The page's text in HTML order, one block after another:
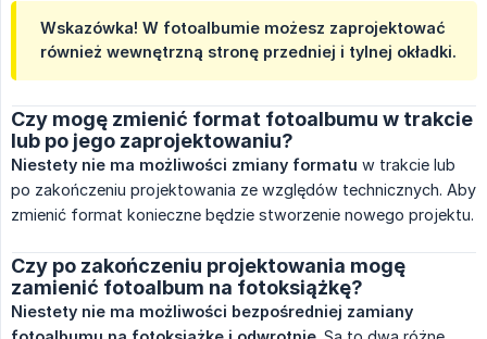
Wskazówka! W fotoalbumie możesz zaprojektować
również wewnętrzną stronę przedniej i tylnej okładki.
Czy mogę zmienić format fotoalbumu w trakcie
lub po jego zaprojektowaniu?
Niestety nie ma możliwości zmiany formatu w trakcie lub
po zakończeniu projektowania ze względów technicznych. Aby
zmienić format konieczne będzie stworzenie nowego projektu.
Czy po zakończeniu projektowania mogę
zamienić fotoalbum na fotoksiążkę?
Niestety nie ma możliwości bezpośredniej zamiany